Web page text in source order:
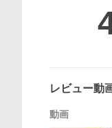
レビュー動
動画